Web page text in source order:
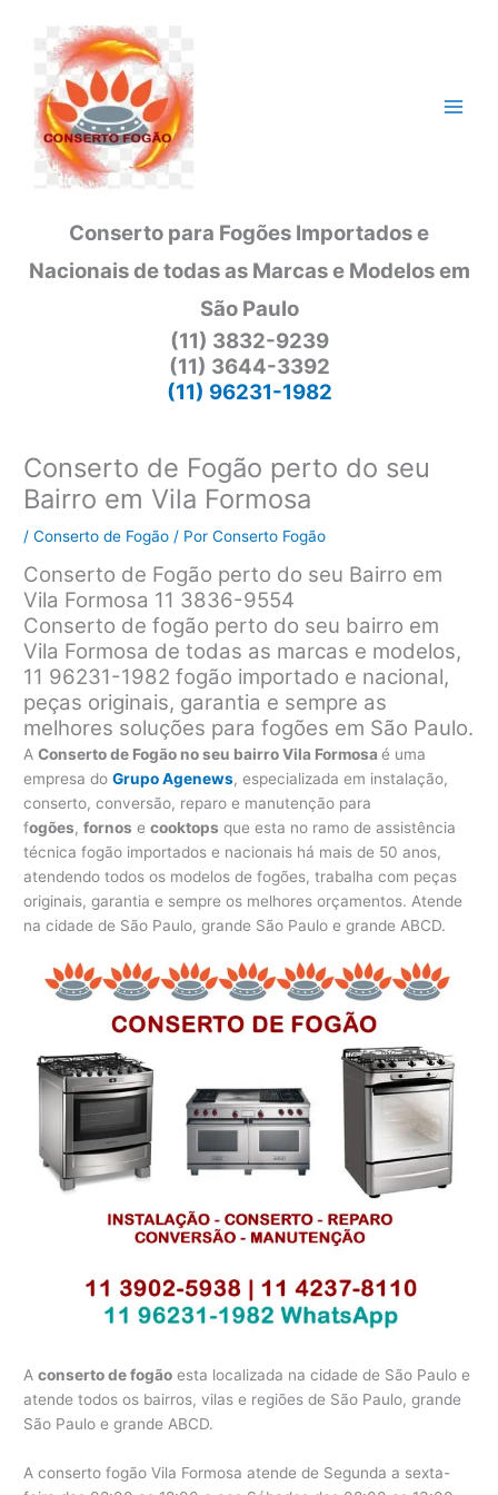
conteúdo
Conserto para Fogões Importados e
Nacionais de todas as Marcas e Modelos em
São Paulo
(11) 3832-9239
(11) 3644-3392
(11) 96231-1982
Conserto de Fogão perto do seu
Bairro em Vila Formosa
/Conserto de Fogão / PorConserto Fogão
Conserto de Fogão perto do seu Bairro em
Vila Formosa 11 3836-9554
Conserto de fogão perto do seu bairro em
Vila Formosa de todas as marcas e modelos,
11 96231-1982 fogão importado e nacional,
peças originais, garantia e sempre as
melhores soluções para fogões em São Paulo.
AConserto de Fogão no seu bairro Vila Formosaé uma
empresa doGrupo Agenews, especializada em instalação,
conserto, conversão, reparo e manutenção para
fogões,fornos ecooktops que esta no ramo de assistência
técnica fogão importados e nacionais há mais de 50 anos,
atendendo todos os modelos de fogões, trabalha com peças
originais, garantia e sempre os melhores orçamentos. Atende
na cidade de São Paulo, grande São Paulo e grande ABCD.
Aconserto de fogão esta localizada na cidade de São Paulo e
atende todos os bairros, vilas e regiões de São Paulo, grande
São Paulo e grande ABCD.
A conserto fogão Vila Formosa atende de Segunda a sexta-